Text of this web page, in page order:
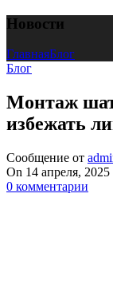
Новости
ГлавнаяБлог
Блог
Монтаж
избежать
Сообщение от
On 14 апреля, 2025
0 комментарии